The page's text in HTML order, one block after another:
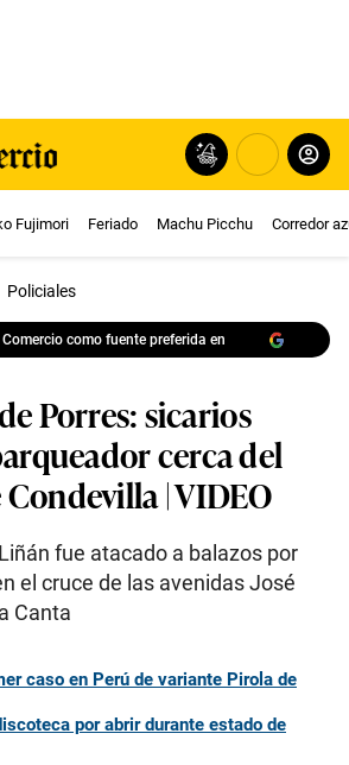
Fujimori Feriado Machu Picchu Corredor
Policiales
como fuente preferida en
Porres: sicarios
cerca del
| VIDEO
fue atacado a balazos por
el cruce de las avenidas José
Canta
caso en Perú de variante Pirola de
por abrir durante estado de